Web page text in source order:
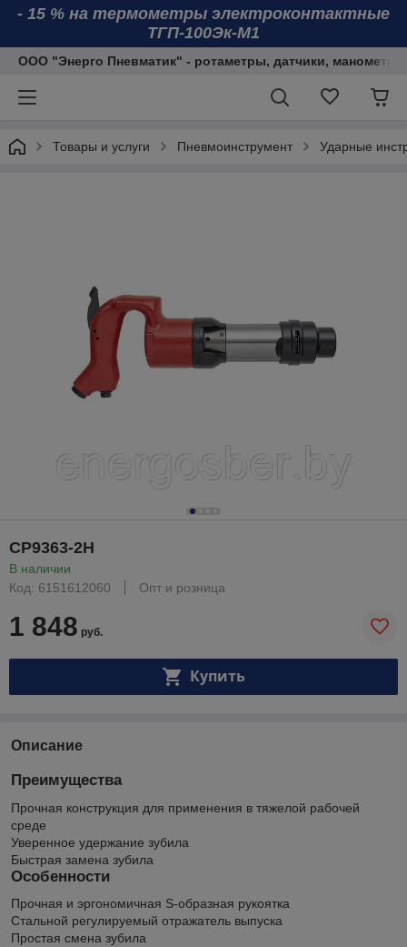
- 15 % на термометры электроконтактные
ТГП-100Эк-М1
ООО "Энерго Пневматик" - ротаметры, датчики,
Товары и услуги Пневмоинструмент Ударные
CP9363-2H
В наличии
Код: 6151612060
Опт и розница
1 848 руб.
Купить
Описание
Преимущества
Прочная конструкция для применения в тяжелой рабочей
среде
Уверенное удержание зубила
Быстрая замена зубила
Особенности
Прочная и эргономичная S-образная рукоятка
Стальной регулируемый отражатель выпуска
Простая смена зубила